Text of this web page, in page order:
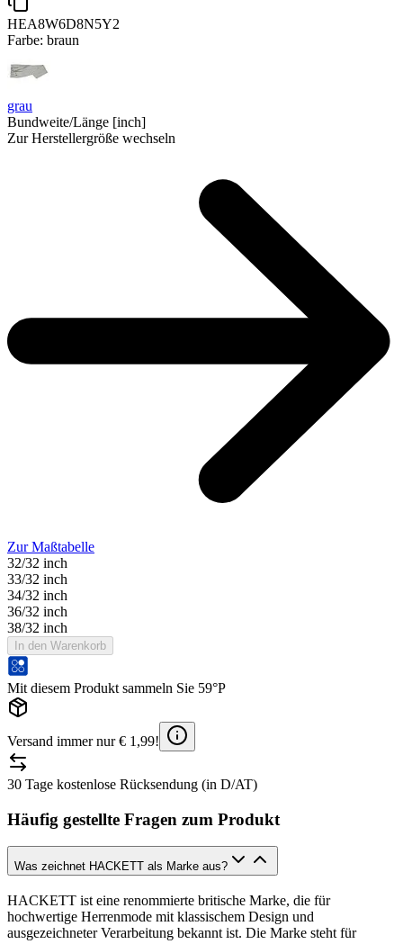
HEA8W6D8N5Y2
Farbe: braun
grau
Bundweite/Länge [inch]
Zur Herstellergröße wechseln
Zur Maßtabelle
32/32 inch
33/32 inch
34/32 inch
36/32 inch
38/32 inch
In den Warenkorb
Mit diesem Produkt sammeln Sie 59°P
Versand immer nur € 1,99!
30 Tage kostenlose Rücksendung (in D/AT)
Häufig gestellte Fragen zum Produkt
Was zeichnet HACKETT als Marke aus?
HACKETT ist eine renommierte britische Marke, die für
hochwertige Herrenmode mit klassischem Design und
ausgezeichneter Verarbeitung bekannt ist. Die Marke steht für